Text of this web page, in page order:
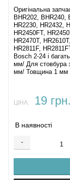
Оригінальна
BHR202, BHR240,
HR2230, HR2432,
HR2450FT,
HR2470T,
HR2811F,
Bosch 2-24 і
мм/ Для стовбура
мм/ Товщина 1 мм
ЦІНА: 19 грн.
В наявності
-